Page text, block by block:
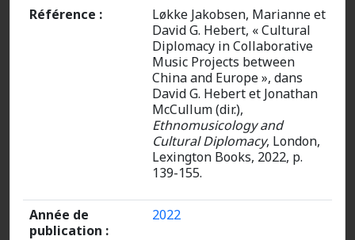
Référence :
Løkke Jakobsen, Marianne et
David G. Hebert, « Cultural
Diplomacy in Collaborative
Music Projects between
China and Europe », dans
David G. Hebert et Jonathan
McCullum (dir.),
Ethnomusicology and
Cultural Diplomacy, London,
Lexington Books, 2022, p.
139-155.
Année de
publication :
2022